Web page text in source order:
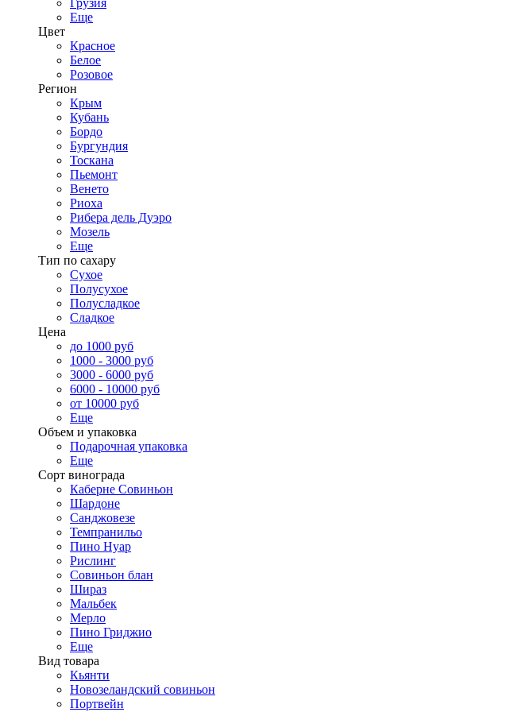
Грузия
Еще
Цвет
Красное
Белое
Розовое
Регион
Крым
Кубань
Бордо
Бургундия
Тоскана
Пьемонт
Венето
Риоха
Рибера дель Дуэро
Мозель
Еще
Тип по сахару
Сухое
Полусухое
Полусладкое
Сладкое
Цена
до 1000 руб
1000 - 3000 руб
3000 - 6000 руб
6000 - 10000 руб
от 10000 руб
Еще
Объем и упаковка
Подарочная упаковка
Еще
Сорт винограда
Каберне Совиньон
Шардоне
Санджовезе
Темпранильо
Пино Нуар
Рислинг
Совиньон блан
Шираз
Мальбек
Мерло
Пино Гриджио
Еще
Вид товара
Кьянти
Новозеландский совиньон
Портвейн